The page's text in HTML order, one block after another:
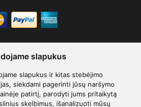
slapukus
slapukus ir kitas stebėjimo
siekdami pagerinti jūsų naršymo
patirtį, parodyti jums pritaikytą
skelbimus, išanalizuoti mūsų
Kopijuoti, platinti svetainės turinį be autorių